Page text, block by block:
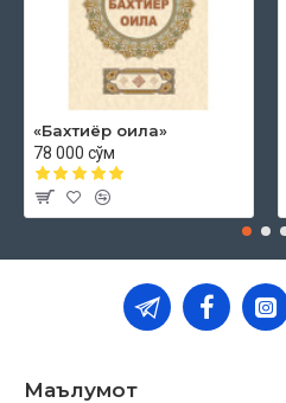
«Бахтиёр оила»
78 000 сўм
Маълумот